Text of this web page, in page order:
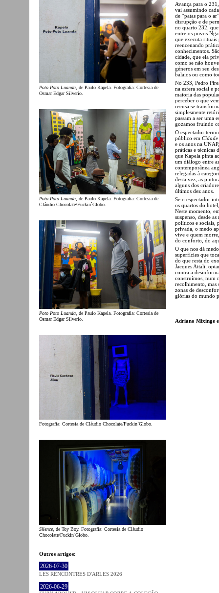
Poto Poto Luanda, de Paulo Kapela. Fotografia: Cortesia de
Osmar Edgar Silverio.
Poto Poto Luanda , de Paulo Kapela. Fotografia: Cortesia de
Cláudio Chocolate/Fuckin`Globo.
Poto Poto Luanda , de Paulo Kapela. Fotografia: Cortesia de
Osmar Edgar Silverio.
Fotografia: Cortesia de Cláudio Chocolate/Fuckin`Globo.
Silence, de Toy Boy. Fotografia: Cortesia de Cláudio
Chocolate/Fuckin`Globo.
Outros artigos:
2026-07-30
LES RENCONTRES D'ARLES 2026
2026-06-29
Avança para o
vai assumindo
de “patas para o
disrupção e de
no quarto 232, que
entre os povos
que executa
reencenando
conhecimentos.
cidade, que ela
como se não
géneros em seu
balaios ou como
No 233, Pedro
na esfera social e
maioria das
perceber o que
recusa se
simplesmente
passam a ser uma
gozamos fruindo
O espectador
público em
e os anos na
práticas e técnicas
que Kapela pinta
um diálogo entre
contemporânea
relegadas à
desta vez, as
alguns dos
últimos dez anos.
Se o espectador
os quartos do
Neste momento,
suspenso, desde
políticos e sociais,
privada, o medo
vive e quem
do conforto, do
O que nos dá
superfícies que
do que resta do
Jacques Attali,
contra a
construímos, num
recolhimento, mas
zonas de
glórias do mundo
Adriano Mixinge